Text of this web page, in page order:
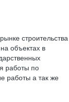
строительства
объектах в
работы по
работы а так же